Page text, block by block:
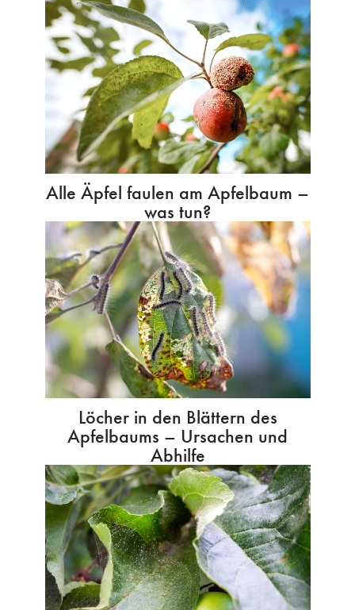
Alle Äpfel faulen am Apfelbaum –
was tun?
Löcher in den Blättern des
Apfelbaums – Ursachen und
Abhilfe